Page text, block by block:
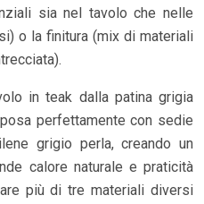
sia nel tavolo che nelle
o la finitura (mix di materiali
in teak dalla patina grigia
perfettamente con sedie
grigio perla, creando un
calore naturale e praticità
più di tre materiali diversi